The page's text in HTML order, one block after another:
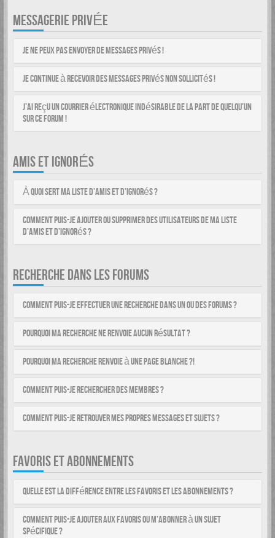
MESSAGERIE PRIVÉE
Je ne peux pas envoyer de messages privés !
Je continue à recevoir des messages privés non sollicités !
J’ai reçu un courrier électronique indésirable de la part de quelqu’un
sur ce forum !
AMIS ET IGNORÉS
À quoi sert ma liste d’amis et d’ignorés ?
Comment puis-je ajouter ou supprimer des utilisateurs de ma liste
d’amis et d’ignorés ?
RECHERCHE DANS LES FORUMS
Comment puis-je effectuer une recherche dans un ou des forums ?
Pourquoi ma recherche ne renvoie aucun résultat ?
Pourquoi ma recherche renvoie à une page blanche ?!
Comment puis-je rechercher des membres ?
Comment puis-je retrouver mes propres messages et sujets ?
FAVORIS ET ABONNEMENTS
Quelle est la différence entre les favoris et les abonnements ?
Comment puis-je ajouter aux favoris ou m’abonner à un sujet
spécifique ?